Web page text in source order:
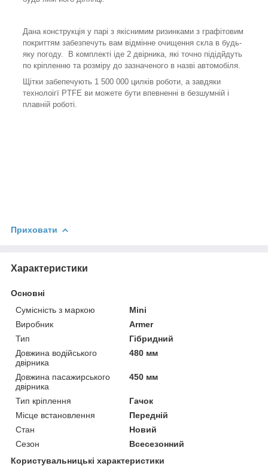
Дана конструкція у парі з якіснимим ризинками з графітовим
покриттям забезпечуть вам відмінне очищення скла в будь-
яку погоду. В комплекті іде 2 двірника, які точно підідйдуть
по кріпленню та розміру до зазначеного в назві автомобіля.
Щітки забепечують 1 500 000 цилків роботи, а завдяки
технолоігї PTFE ви можете бути впевненні в безшумній і
плавній роботі.
Приховати
Характеристики
Основні
Сумісність з маркою
Mini
Виробник
Armer
Тип
Гібридний
Довжина водійського
двірника
480 мм
Довжина пасажирського
двірника
450 мм
Тип кріплення
Гачок
Місце встановлення
Передній
Стан
Новий
Сезон
Всесезонний
Користувальницькі характеристики